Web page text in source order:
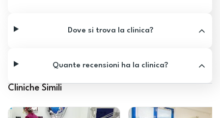
Dove si trova la clinica?
Quante recensioni ha la clinica?
Cliniche Simili